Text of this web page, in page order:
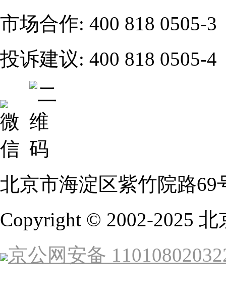
市场合作: 400 818 0505-3
投诉建议: 400 818 0505-4
北京市海淀区紫竹院路69
Copyright © 2002-2025
京公网安备